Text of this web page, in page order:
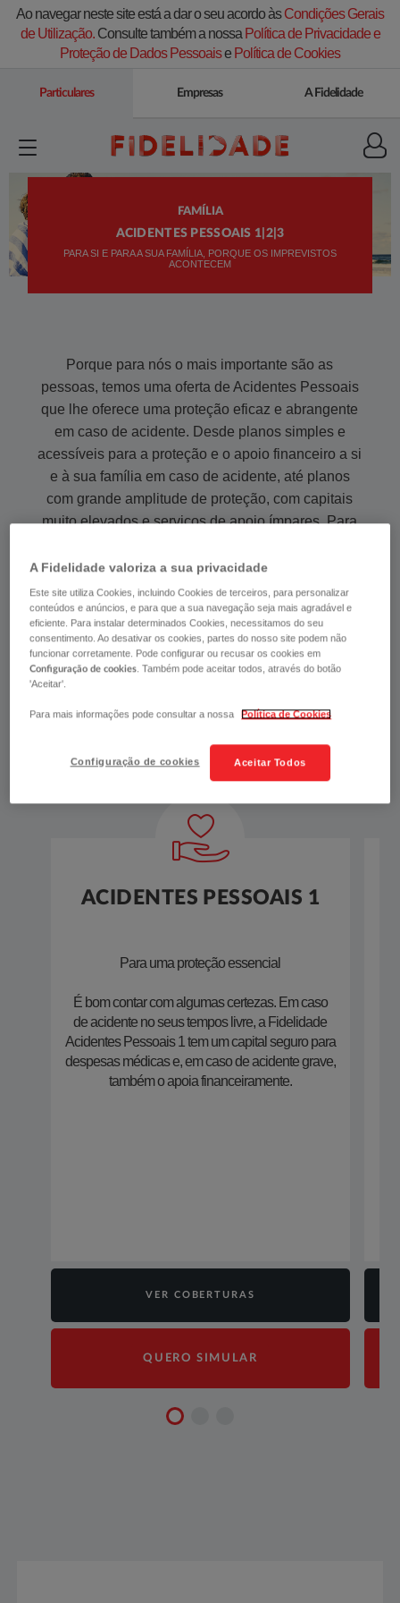
Ao navegar neste site está a dar o seu acordo àsCondições Gerais
de Utilização.Consulte também a nossa Política de Privacidade e
Proteção de Dados Pessoaise Política de Cookies
Particulares Empresas A Fidelidade
FAMÍLIA
ACIDENTES PESSOAIS 1|2|3
PARA SI E PARA A SUA FAMÍLIA, PORQUE OS IMPREVISTOS
ACONTECEM
​​P​orque para nós o mais importante são as
pessoas, temos uma oferta de Acidentes Pessoais
que lhe oferece uma proteção eficaz e abrangente
em caso de acidente. Desde planos​​​​​​​​​​​​​​ simples e
acessíveis para a proteção e o apoio financeiro a si
e à sua família em caso de acidente, até planos
com grande amplitude de proteção, com capitais
muito elevados e serviços de apoio ímpares. Para
QUERO SIMULAR
ACIDENTES PESSOAIS 1
Para uma proteção essencial
É bom contar com algumas certezas. Em caso
de acidente no seus tempos livre, a Fidelidade
Acidentes Pessoais 1 tem um capital seguro para
despesas médicas e, em caso de acidente grave,
também o apoia financeiramente.​
VER COBERTURAS
QUERO SIMULAR
A Fidelidade valoriza a sua privacidade
Este site utiliza Cookies, incluindo Cookies de terceiros, para personalizar
conteúdos e anúncios, e para que a sua navegação seja mais agradável e
eficiente. Para instalar determinados Cookies, necessitamos do seu
consentimento. Ao desativar os cookies, partes do nosso site podem não
funcionar corretamente. Pode configurar ou recusar os cookies em
Configuração de cookies. Também pode aceitar todos, através do botão
'Aceitar'.
Para mais informações pode consultar a nossa Política de Cookies
Aceitar Todos
Configuração de cookies